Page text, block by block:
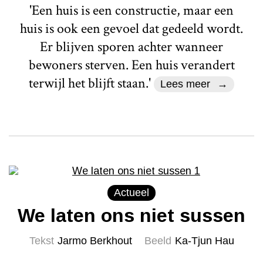
'Een huis is een constructie, maar een
huis is ook een gevoel dat gedeeld wordt.
Er blijven sporen achter wanneer
bewoners sterven. Een huis verandert
terwijl het blijft staan.'
Lees meer
Actueel
We laten ons niet sussen
Tekst Jarmo Berkhout Beeld Ka-Tjun Hau